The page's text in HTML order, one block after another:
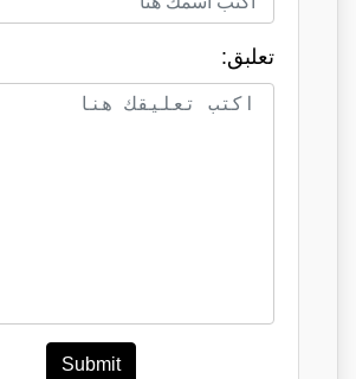
تعلبق:
Submit